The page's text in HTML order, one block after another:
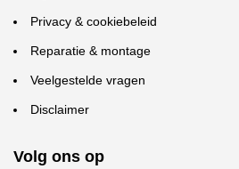
Privacy & cookiebeleid
Reparatie & montage
Veelgestelde vragen
Disclaimer
Volg ons op